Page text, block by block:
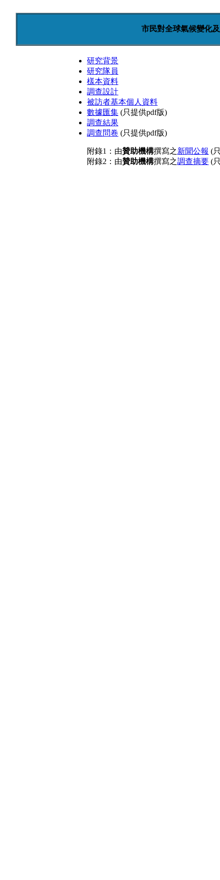
市民對全球氣候變化
研究背景
研究隊員
樣本資料
調查設計
被訪者基本個人資料
數據匯集 (只提供pdf版)
調查結果
調查問卷 (只提供pdf版)
附錄1：由贊助機構撰寫之新聞公報 (
附錄2：由贊助機構撰寫之調查摘要 (